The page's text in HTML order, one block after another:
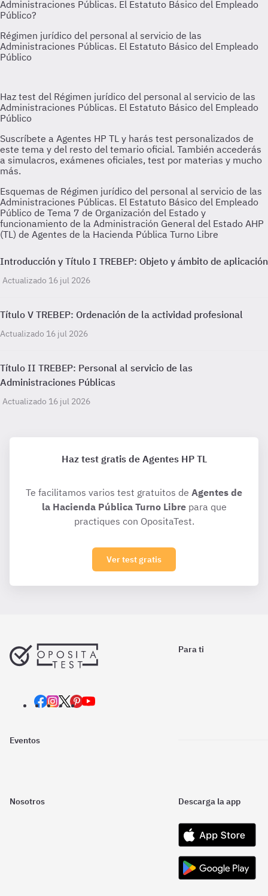
Esquemas de Régimen jurídico del personal al servicio de las
Administraciones Públicas. El Estatuto Básico del Empleado
Público de Tema 7 de Organización del Estado y
funcionamiento de la Administración General del Estado AHP
(TL) de Agentes de la Hacienda Pública Turno Libre
Introducción y Título I TREBEP: Objeto y ámbito de aplicación
Actualizado 16 jul 2026
Título V TREBEP: Ordenación de la actividad profesional
Actualizado 16 jul 2026
Título II TREBEP: Personal al servicio de las
Administraciones Públicas
Actualizado 16 jul 2026
Haz test gratis de Agentes HP TL
Te facilitamos varios test gratuitos de Agentes de
la Hacienda Pública Turno Librepara que
practiques con OpositaTest.
Ver test gratis
Para ti
Eventos
Nosotros Descarga la app